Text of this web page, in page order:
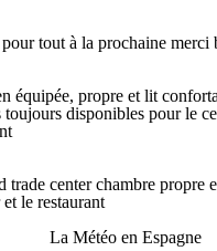
tout à la prochaine
équipée, propre et lit
disponibles pour le
center chambre propre
le restaurant
La Météo en Espagne